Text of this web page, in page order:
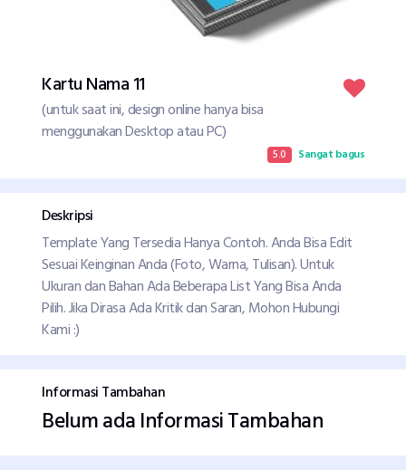
Kartu Nama 11
(untuk saat ini, design online hanya bisa
menggunakan Desktop atau PC)
5.0 Sangat bagus
Deskripsi
Template Yang Tersedia Hanya Contoh. Anda Bisa Edit
Sesuai Keinginan Anda (Foto, Warna, Tulisan). Untuk
Ukuran dan Bahan Ada Beberapa List Yang Bisa Anda
Pilih. Jika Dirasa Ada Kritik dan Saran, Mohon Hubungi
Kami :)
Informasi Tambahan
Belum ada Informasi Tambahan